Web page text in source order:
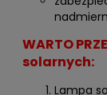
WARTO
solarnych:
Lampa